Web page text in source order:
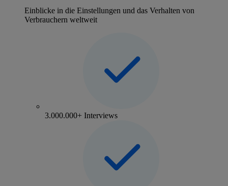
Einblicke in die Einstellungen und das Verhalten von
Verbrauchern weltweit
3.000.000+ Interviews